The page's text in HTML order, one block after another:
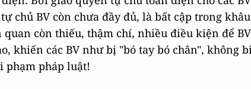
chủ BV còn chưa đầy đủ, là bất cập trong
còn thiếu, thậm chí, nhiều điều kiện để
khiến các BV như bị "bó tay bó chân", không
phạm pháp luật!